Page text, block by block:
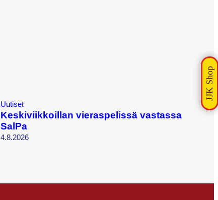
Uutiset
Keskiviikkoillan vieraspelissä vastassa
SalPa
4.8.2026